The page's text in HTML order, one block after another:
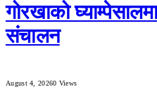
गोरखाको
संचालन
August 4, 20260 Views